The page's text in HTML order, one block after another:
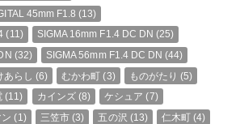
45mm F1.8 (13)
(11) SIGMA 16mm F1.4 DC DN (25)
(32) SIGMA 56mm F1.4 DC DN (44)
あらし (6) むかわ町 (3) ものがたり (5)
(11) カインズ(8) ケシュア (7)
(1) 三笠市 (3) 五の沢 (13) 仁木町 (4)